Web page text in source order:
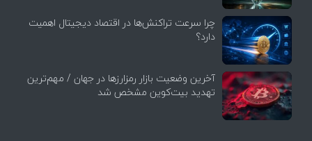
چرا سرعت تراکنش‌ها در اقتصاد دیجیتال اهمیت
دارد؟
آخرین وضعیت بازار رمزارزها در جهان / مهم‌ترین
تهدید بیت‌کوین مشخص شد